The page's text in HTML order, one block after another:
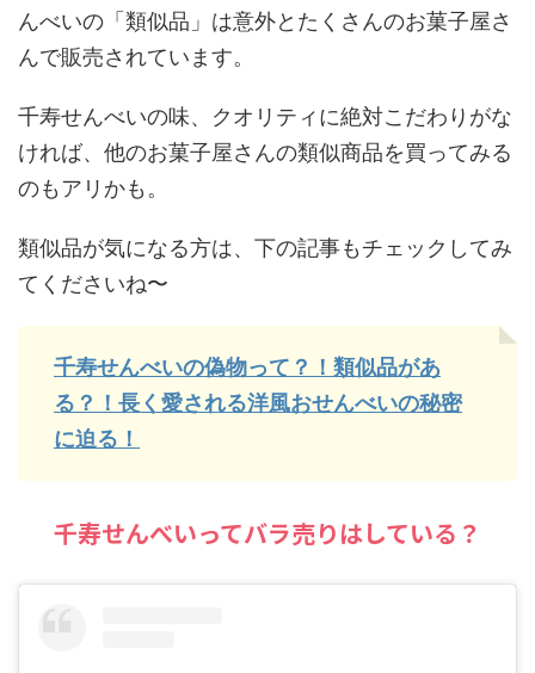
んべいの「類似品」は意外とたくさんのお菓子屋さ
んで販売されています。
千寿せんべいの味、クオリティに絶対こだわりがな
ければ、他のお菓子屋さんの類似商品を買ってみる
のもアリかも。
類似品が気になる方は、下の記事もチェックしてみ
てくださいね〜
千寿せんべいの偽物って？！類似品があ
る？！長く愛される洋風おせんべいの秘密
に迫る！
千寿せんべいってバラ売りはしている？